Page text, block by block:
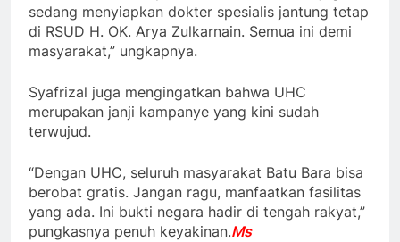
sedang menyiapkan dokter spesialis jantung tetap
di RSUD H. OK. Arya Zulkarnain. Semua ini demi
masyarakat,” ungkapnya.
Syafrizal juga mengingatkan bahwa UHC
merupakan janji kampanye yang kini sudah
terwujud.
“Dengan UHC, seluruh masyarakat Batu Bara bisa
berobat gratis. Jangan ragu, manfaatkan fasilitas
yang ada. Ini bukti negara hadir di tengah rakyat,”
pungkasnya penuh keyakinan.Ms